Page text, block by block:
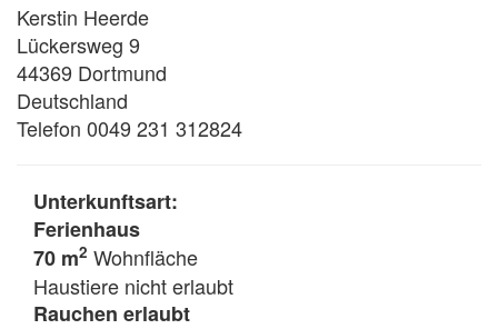
Kerstin Heerde
Lückersweg 9
44369 Dortmund
Deutschland
Telefon 0049 231 312824
Unterkunftsart:
Ferienhaus
70 m2 Wohnfläche
Haustiere nicht erlaubt
Rauchen erlaubt